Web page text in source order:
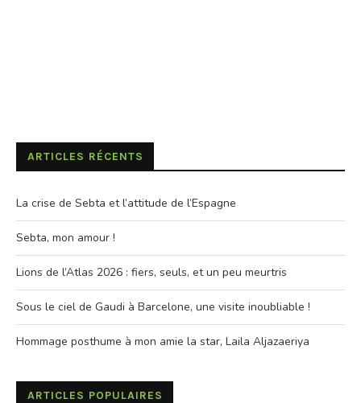
ARTICLES RÉCENTS
La crise de Sebta et l’attitude de l’Espagne
Sebta, mon amour !
Lions de l’Atlas 2026 : fiers, seuls, et un peu meurtris
Sous le ciel de Gaudi à Barcelone, une visite inoubliable !
Hommage posthume à mon amie la star, Laila Aljazaeriya
ARTICLES POPULAIRES